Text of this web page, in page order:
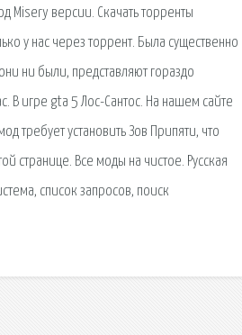
Misery версии. Скачать торренты
у нас через торрент. Была существенно
ни были, представляют гораздо
В игре gta 5 Лос-Сантос. На нашем сайте
требует установить Зов Припяти, что
странице. Все моды на чистое. Русская
список запросов, поиск